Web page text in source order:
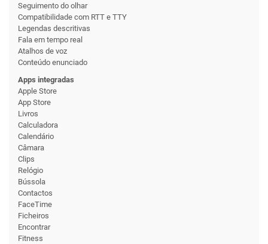
Seguimento do olhar
Compati­bilidade com RTT e TTY
Legendas descritivas
Fala em tempo real
Atalhos de voz
Conteúdo enunciado
Apps integradas
Apple Store
App Store
Livros
Calculadora
Calendário
Câmara
Clips
Relógio
Bússola
Contactos
FaceTime
Ficheiros
Encontrar
Fitness